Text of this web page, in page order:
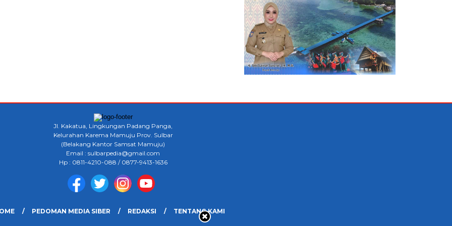
Jl. Kakatua, Lingkungan Padang Panga,
Kelurahan Karema Mamuju Prov. Sulbar
(Belakang Kantor Samsat Mamuju)
Email : sulbarpedia@gmail.com
Hp : 0811-4210-088 / 0877-9413-1636
PEDOMAN MEDIA SIBER REDAKSI TENTANG KAMI